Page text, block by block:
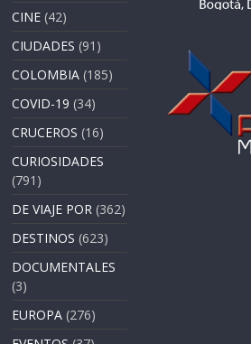
CINE (42)
CIUDADES (91)
COLOMBIA (185)
COVID-19 (34)
CRUCEROS (16)
CURIOSIDADES
(791)
DE VIAJE POR (362)
DESTINOS (623)
DOCUMENTALES
(3)
EUROPA (276)